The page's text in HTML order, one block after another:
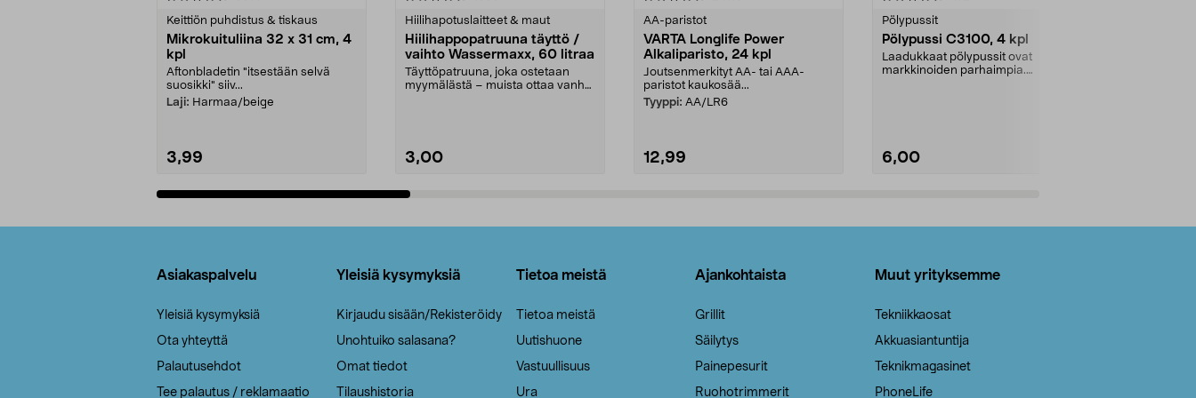
Keittiön puhdistus & tiskaus
Mikrokuituliina 32 x 31 cm, 4
kpl
Aftonbladetin "itsestään selvä
suosikki" siiv...
Laji: Harmaa/beige
3,99
Hiilihapotuslaitteet & maut
Hiilihappopatruuna täyttö /
vaihto Wassermaxx, 60 litraa
Täyttöpatruuna, joka ostetaan
myymälästä – muista ottaa vanha
3,00
AA-paristot
VARTA Longlife Power
Alkaliparisto, 24 kpl
Joutsenmerkityt AA- tai AAA-
paristot kaukosää...
Tyyppi: AA/LR6
12,99
Pölypussit
Pölypussi C3100, 4 kpl
Laadukkaat pölypussit ovat
markkinoiden parhaimpia.
6,00
Asiakaspalvelu
Yleisiä kysymyksiä
Ota yhteyttä
Palautusehdot
Tee palautus / reklamaatio
Yleisiä kysymyksiä
Kirjaudu sisään/Rekisteröidy
Unohtuiko salasana?
Omat tiedot
Tilaushistoria
Tietoa meistä
Tietoa meistä
Uutishuone
Vastuullisuus
Ura
Ajankohtaista
Grillit
Säilytys
Painepesurit
Ruohotrimmerit
Muut yrityksemme
Tekniikkaosat
Akkuasiantuntija
Teknikmagasinet
PhoneLife